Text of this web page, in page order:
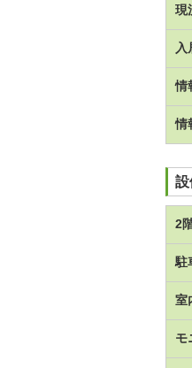
現
入
情
情
設
2
駐
室
モ